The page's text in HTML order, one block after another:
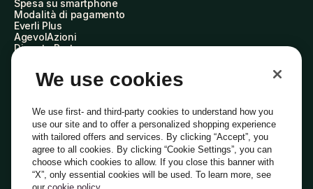
Spesa su smartphone
Modalità di pagamento
Everli Plus
AgevolAzioni
Diventa Partner
Everli Shoppers
About Us
Everli News
Domande frequenti
Lavora con noi
Diventa Shopper
Investitori
PrivacyCookiePreferenze Cookie
Termini e CondizioniCodice Etico
We use cookies
We use first- and third-party cookies to understand how you
use our site and to offer a personalized shopping experience
with tailored offers and services. By clicking “Accept”, you
agree to all cookies. By clicking “Cookie Settings”, you can
choose which cookies to allow. If you close this banner with
“X”, only essential cookies will be used. To learn more, see